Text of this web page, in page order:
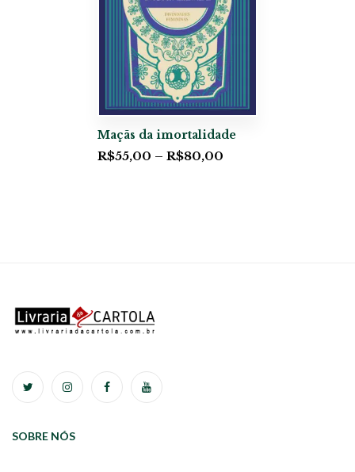
Maçãs da imortalidade
R$55,00 – R$80,00
SOBRE NÓS